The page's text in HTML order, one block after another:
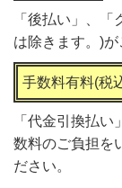
「後払い」、
は除きます。)が
手数料有料(税
「代金引換払
数料のご負担を
ださい。